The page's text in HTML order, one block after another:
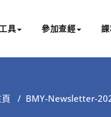
具 參加查經 課
/ BMY-Newsletter-